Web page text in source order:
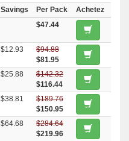
Savings Per Pack
Achetez
$47.44
$12.93
$94.88
$81.95
$25.88
$142.32
$116.44
$38.81
$189.76
$150.95
$64.68
$284.64
$219.96